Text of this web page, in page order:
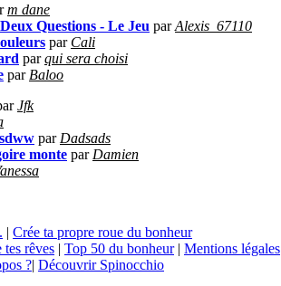
m dane
Questions - Le Jeu parAlexis_67110
par Cali
parqui sera choisi
par Baloo
Jfk
par Dadsads
monte par Damien
| Crée ta propre roue du bonheur
tes rêves | Top 50 du bonheur| Mentions légales
?| Découvrir Spinocchio